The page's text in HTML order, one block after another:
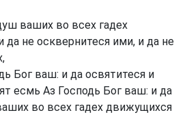
ваших во всех гадех
да не осквернитеся ими, и да не
Бог ваш: и да освятитеся и
есмь Аз Господь Бог ваш: и да
во всех гадех движущихся